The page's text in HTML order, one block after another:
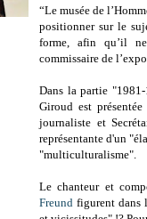
“Le musée de
positionner sur le
forme, afin qu’il
commissaire de
Dans la partie
Giroud est
journaliste et
représentante d'un
"multiculturalisme".
Le chanteur et
Freund figurent dans